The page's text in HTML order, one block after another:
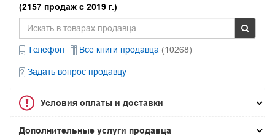
(2157 продаж с 2019 г.)
Телефон Все книги продавца (10268)
Задать вопрос продавцу
Условия оплаты и доставки
Дополнительные услуги продавца